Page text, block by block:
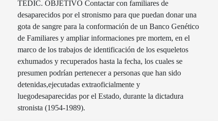
TEDIC. OBJETIVO Contactar con familiares de
desaparecidos por el stronismo para que puedan donar una
gota de sangre para la conformación de un Banco Genético
de Familiares y ampliar informaciones pre mortem, en el
marco de los trabajos de identificación de los esqueletos
exhumados y recuperados hasta la fecha, los cuales se
presumen podrían pertenecer a personas que han sido
detenidas,ejecutadas extraoficialmente y
luegodesaparecidas por el Estado, durante la dictadura
stronista (1954-1989).